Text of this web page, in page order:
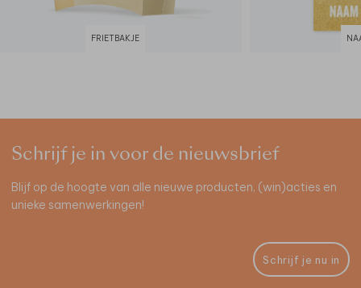
FRIETBAKJE
Schrijf je in voor de nieuwsbrief
Blijf op de hoogte van alle nieuwe producten, (win)acties en
unieke samenwerkingen!
Schrijf je nu in